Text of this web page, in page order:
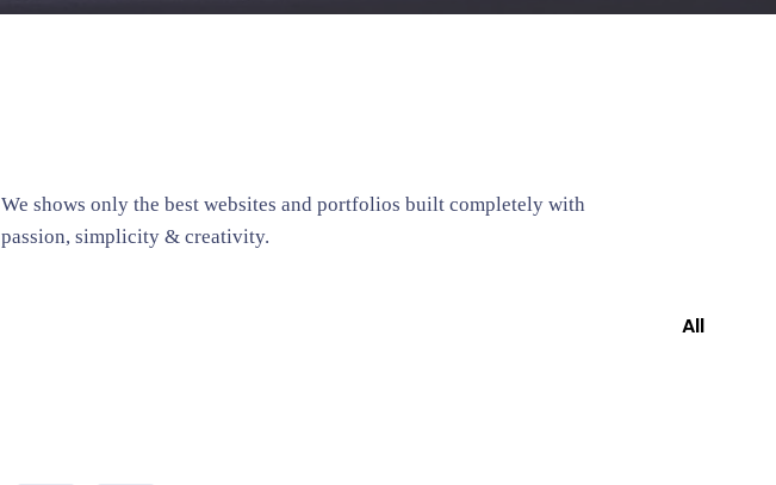
We shows only the best websites and portfolios built completely with
passion, simplicity & creativity.
All